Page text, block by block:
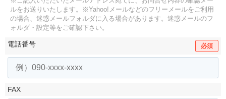
ルをお送りいたします。
※Yahoo!メールなどのフリーメールをご利用
の場合、迷惑メールフォルダに入る場合があります。 迷惑メールのフ
ォルダ・設定等をご確認下さい。
電話番号 必須
FAX